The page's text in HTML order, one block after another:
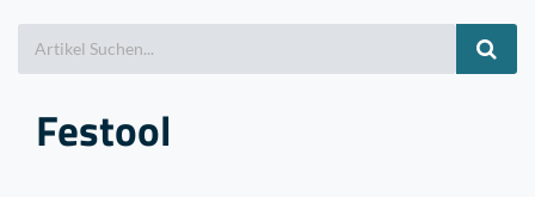
Festool